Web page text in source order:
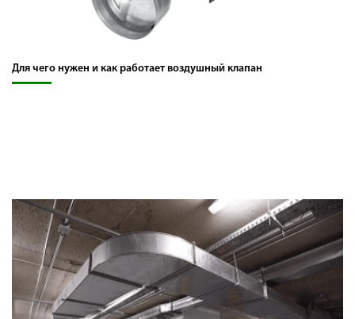
Для чего нужен и как работает воздушный клапан